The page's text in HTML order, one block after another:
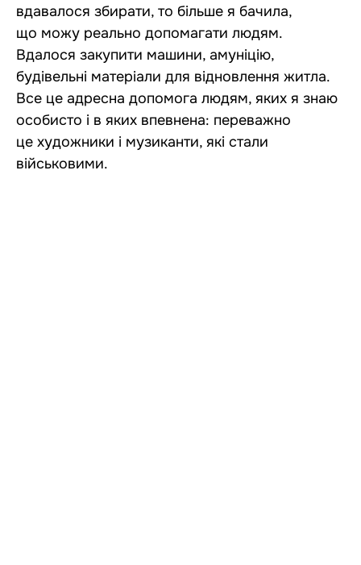
вдавалося збирати, то більше я бачила,
що можу реально допомагати людям.
Вдалося закупити машини, амуніцію,
будівельні матеріали для відновлення житла.
Все це адресна допомога людям, яких я знаю
особисто і в яких впевнена: переважно
це художники і музиканти, які стали
військовими.